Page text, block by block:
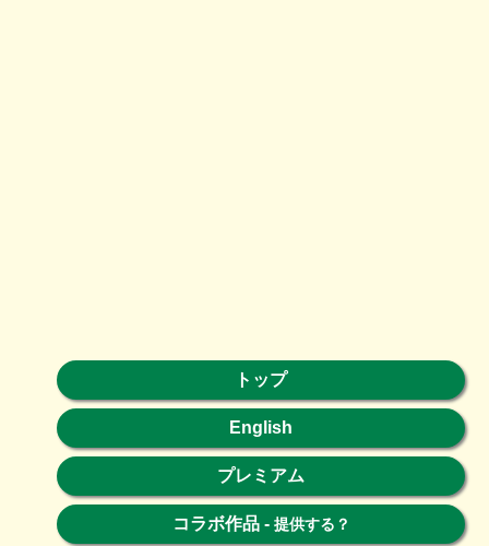
トップ
English
プレミアム
コラボ作品- 提供する？